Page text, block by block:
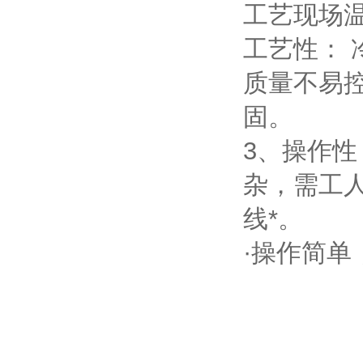
工艺现场
工艺性：
质量不易
固。
3、操作
杂，需工
线*。
·操作简